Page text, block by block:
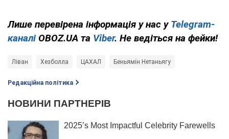
Лише перевірена інформація у нас у Telegram-
каналі OBOZ.UA та Viber. Не ведіться на фейки!
Ліван Хезболла ЦАХАЛ Беньямін Нетаньягу
Редакційна політика